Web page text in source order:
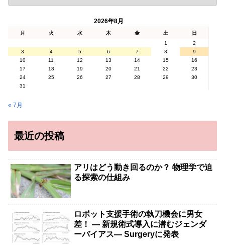
2026年8月
月 火 水 木 金 土
日
1
2
3
4 5 6 7 8
9
10
11 12 13 14 15
16
17
18 19 20 21 22
23
24
25 26 27 28 29
30
31
« 7月
最近の投稿
アリはどう動き回るのか？ 物理学で迫
る探索の仕組み
ロボット支援手術の執刀機会に男女
差！ — 新規術式導入に潜むジェンダ
ーバイアス— Surgeryに発表